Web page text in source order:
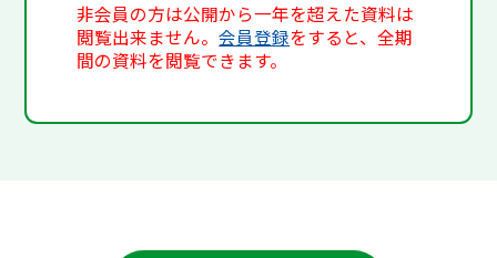
非会員の方は公開から一年を超えた資料は
閲覧出来ません。会員登録をすると、全期
間の資料を閲覧できます。